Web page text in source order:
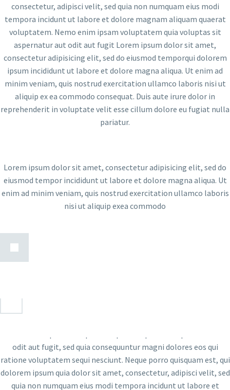
consectetur, adipisci velit, sed quia non numquam eius modi
tempora incidunt ut labore et dolore magnam aliquam quaerat
voluptatem. Nemo enim ipsam voluptatem quia voluptas sit
aspernatur aut odit aut fugit Lorem ipsum dolor sit amet,
consectetur adipisicing elit, sed do eiusmod temporqui dolorem
ipsum incididunt ut labore et dolore magna aliqua. Ut enim ad
minim veniam, quis nostrud exercitation ullamco laboris nisi ut
aliquip ex ea commodo consequat. Duis aute irure dolor in
reprehenderit in voluptate velit esse cillum dolore eu fugiat nulla
pariatur.
Lorem ipsum dolor sit amet, consectetur adipisicing elit, sed do
eiusmod tempor incididunt ut labore et dolore magna aliqua. Ut
enim ad minim veniam, quis nostrud exercitation ullamco laboris
nisi ut aliquip exea commodo
odit aut fugit, sed quia consequuntur magni dolores eos qui
ratione voluptatem sequi nesciunt. Neque porro quisquam est, qui
dolorem ipsum quia dolor sit amet, consectetur, adipisci velit, sed
quia non numquam eius modi tempora incidunt ut labore et